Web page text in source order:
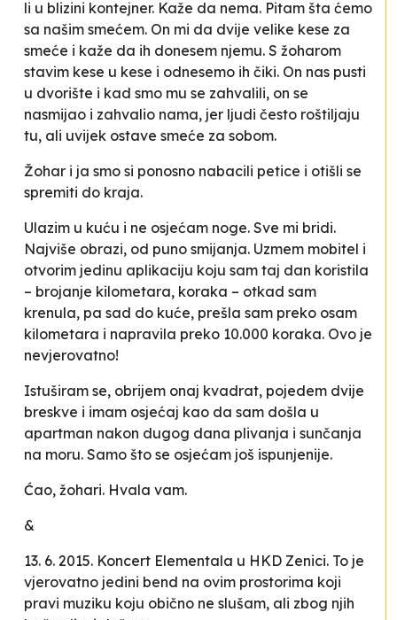
li u blizini kontejner. Kaže da nema. Pitam šta ćemo
sa našim smećem. On mi da dvije velike kese za
smeće i kaže da ih donesem njemu. S žoharom
stavim kese u kese i odnesemo ih čiki. On nas pusti
u dvorište i kad smo mu se zahvalili, on se
nasmijao i zahvalio nama, jer ljudi često roštiljaju
tu, ali uvijek ostave smeće za sobom.
Žohar i ja smo si ponosno nabacili petice i otišli se
spremiti do kraja.
Ulazim u kuću i ne osjećam noge. Sve mi bridi.
Najviše obrazi, od puno smijanja. Uzmem mobitel i
otvorim jedinu aplikaciju koju sam taj dan koristila
– brojanje kilometara, koraka – otkad sam
krenula, pa sad do kuće, prešla sam preko osam
kilometara i napravila preko 10.000 koraka. Ovo je
nevjerovatno!
Istuširam se, obrijem onaj kvadrat, pojedem dvije
breskve i imam osjećaj kao da sam došla u
apartman nakon dugog dana plivanja i sunčanja
na moru. Samo što se osjećam još ispunjenije.
Ćao, žohari. Hvala vam.
&
13. 6. 2015. Koncert Elementala u HKD Zenici. To je
vjerovatno jedini bend na ovim prostorima koji
pravi muziku koju obično ne slušam, ali zbog njih